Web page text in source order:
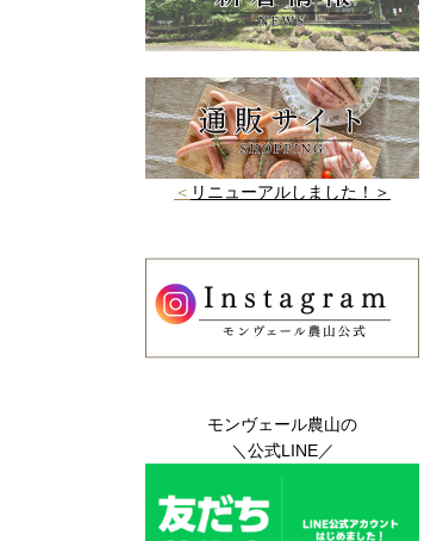
＜ リニューアルしました！＞
モンヴェール農山の
＼公式LINE／